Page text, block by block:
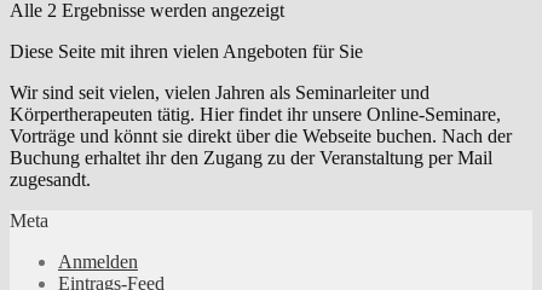
Alle 2 Ergebnisse werden angezeigt
Diese Seite mit ihren vielen Angeboten für Sie
Wir sind seit vielen, vielen Jahren als Seminarleiter und
Körpertherapeuten tätig. Hier findet ihr unsere Online-Seminare,
Vorträge und könnt sie direkt über die Webseite buchen. Nach der
Buchung erhaltet ihr den Zugang zu der Veranstaltung per Mail
zugesandt.
Meta
Anmelden
Eintrags-Feed